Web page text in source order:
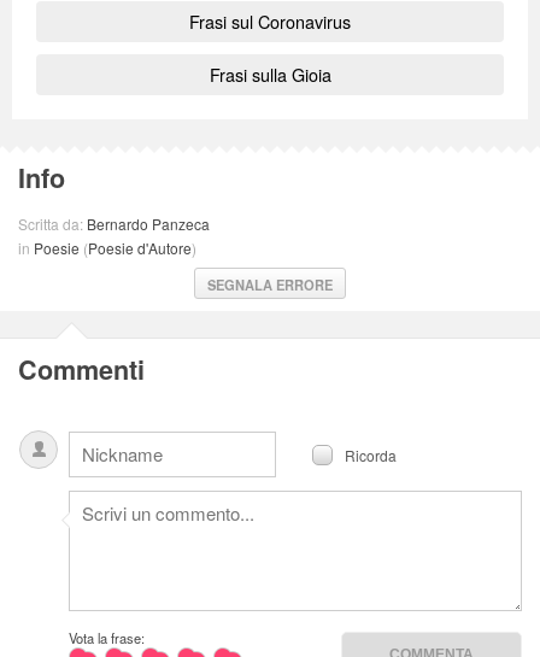
Frasi sul Coronavirus
Frasi sulla Gioia
Info
Scritta da: Bernardo Panzeca
in Poesie (Poesie d'Autore)
SEGNALA ERRORE
Commenti
Ricorda
Vota la frase: